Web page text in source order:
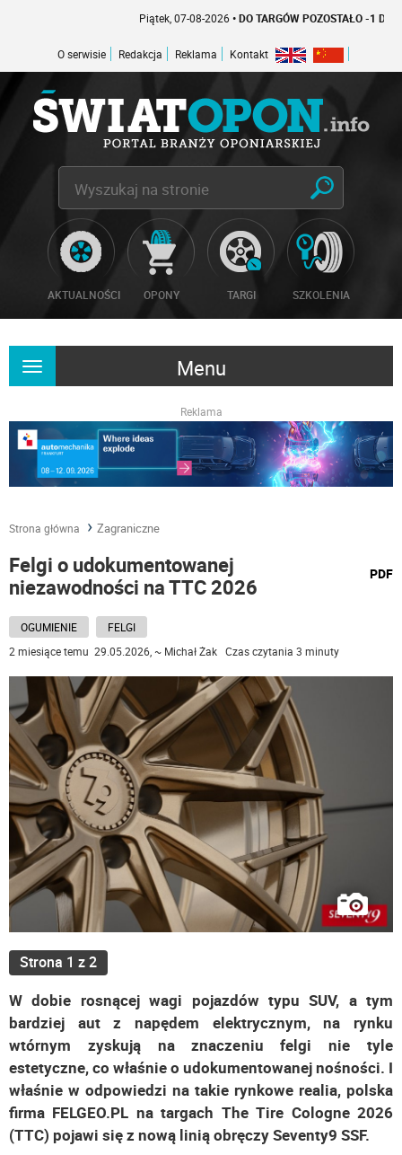
Piątek, 07-08-2026• DO TARGÓW POZOSTAŁO -1 DNI
O serwisie Redakcja Reklama Kontakt
AKTUALNOŚCI OPONY TARGI SZKOLENIA
Menu
Rozwiń
Reklama
Strona główna Zagraniczne
Felgi o udokumentowanej
niezawodności na TTC 2026
PDF
OGUMIENIE
FELGI
2 miesiące temu 29.05.2026, ~ Michał Żak Czas czytania 3 minuty
Strona 1 z 2
W dobie rosnącej wagi pojazdów typu SUV, a tym
bardziej aut z napędem elektrycznym, na rynku
wtórnym zyskują na znaczeniu felgi nie tyle
estetyczne, co właśnie o udokumentowanej nośności. I
właśnie w odpowiedzi na takie rynkowe realia, polska
firma FELGEO.PL na targach The Tire Cologne 2026
(TTC) pojawi się z nową linią obręczy Seventy9 SSF.